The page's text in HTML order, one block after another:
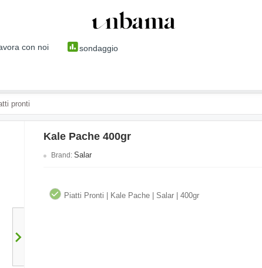
con noi sondaggio
pronti
Kale Pache 400gr
Brand:Salar
Piatti Pronti | Kale Pache | Salar | 400gr